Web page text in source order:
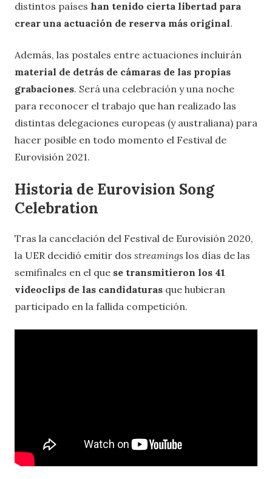
distintos países han tenido cierta libertad para
crear una actuación de reserva más original.
Además, las postales entre actuaciones incluirán
material de detrás de cámaras de las propias
grabaciones. Será una celebración y una noche
para reconocer el trabajo que han realizado las
distintas delegaciones europeas (y australiana) para
hacer posible en todo momento el Festival de
Eurovisión 2021.
Historia de Eurovision Song
Celebration
Tras la cancelación del Festival de Eurovisión 2020,
la UER decidió emitir dos streamings los días de las
semifinales en el que se transmitieron los 41
videoclips de las candidaturas que hubieran
participado en la fallida competición.